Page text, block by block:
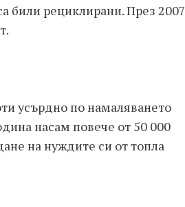
били рециклирани. През 2007
усърдно по намаляването
насам повече от 50 000
на нуждите си от топла